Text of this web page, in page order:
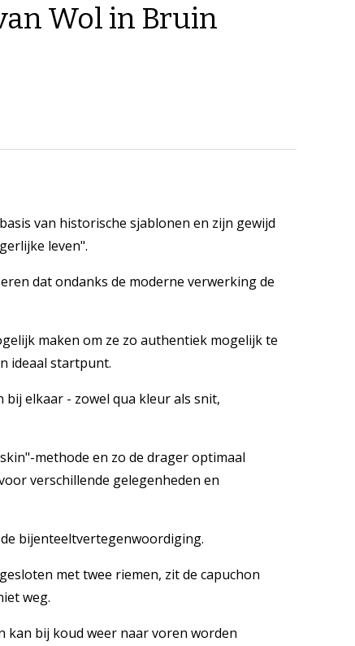
Wol in Bruin
van historische sjablonen en zijn gewijd
leven".
dat ondanks de moderne verwerking de
maken om ze zo authentiek mogelijk te
ideaal startpunt.
bij elkaar - zowel qua kleur als snit,
methode en zo de drager optimaal
verschillende gelegenheden en
bijenteeltvertegenwoordiging.
met twee riemen, zit de capuchon
weg.
kan bij koud weer naar voren worden